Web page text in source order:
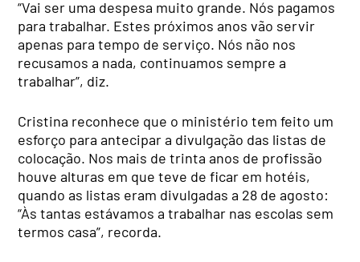
“Vai ser uma despesa muito grande. Nós pagamos
para trabalhar. Estes próximos anos vão servir
apenas para tempo de serviço. Nós não nos
recusamos a nada, continuamos sempre a
trabalhar”, diz.
Cristina reconhece que o ministério tem feito um
esforço para antecipar a divulgação das listas de
colocação. Nos mais de trinta anos de profissão
houve alturas em que teve de ficar em hotéis,
quando as listas eram divulgadas a 28 de agosto:
“Às tantas estávamos a trabalhar nas escolas sem
termos casa”, recorda.